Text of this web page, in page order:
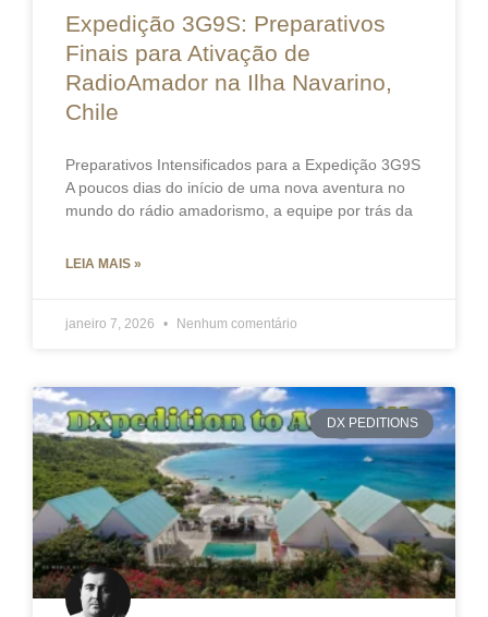
Expedição 3G9S: Preparativos
Finais para Ativação de
RadioAmador na Ilha Navarino,
Chile
Preparativos Intensificados para a Expedição 3G9S
A poucos dias do início de uma nova aventura no
mundo do rádio amadorismo, a equipe por trás da
LEIA MAIS »
janeiro 7, 2026 Nenhum comentário
DX PEDITIONS